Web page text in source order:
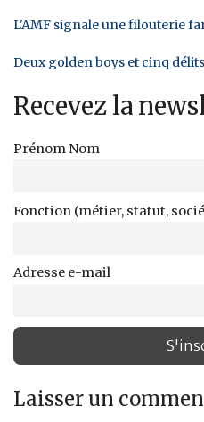
L'AMF signale une filouterie
Deux golden boys et cinq
Recevez la
Prénom Nom
Fonction (métier, statut,
Adresse e-mail
Laisser un